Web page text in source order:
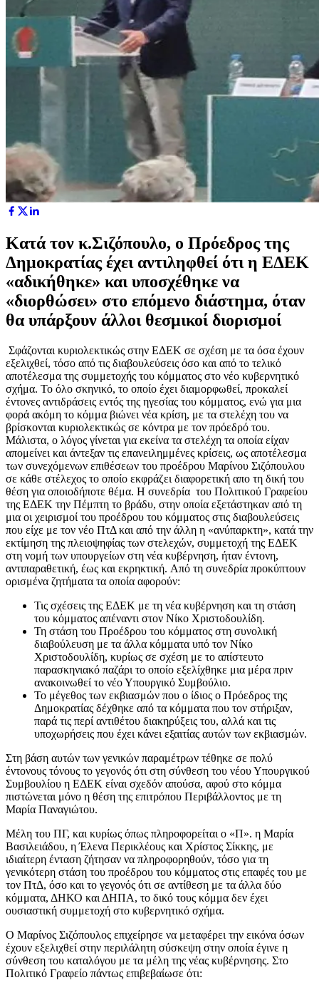
Κατά τον κ.Σιζόπουλο, ο Πρόεδρος της
Δημοκρατίας έχει αντιληφθεί ότι η ΕΔΕΚ
«αδικήθηκε» και υποσχέθηκε να
«διορθώσει» στο επόμενο διάστημα, όταν
θα υπάρξουν άλλοι θεσμικοί διορισμοί
Σφάζονται κυριολεκτικώς στην ΕΔΕΚ σε σχέση με τα όσα έχουν
εξελιχθεί, τόσο από τις διαβουλεύσεις όσο και από το τελικό
αποτέλεσμα της συμμετοχής του κόμματος στο νέο κυβερνητικό
σχήμα. Το όλο σκηνικό, το οποίο έχει διαμορφωθεί, προκαλεί
έντονες αντιδράσεις εντός της ηγεσίας του κόμματος, ενώ για μια
φορά ακόμη το κόμμα βιώνει νέα κρίση, με τα στελέχη του να
βρίσκονται κυριολεκτικώς σε κόντρα με τον πρόεδρό του.
Μάλιστα, ο λόγος γίνεται για εκείνα τα στελέχη τα οποία είχαν
απομείνει και άντεξαν τις επανειλημμένες κρίσεις, ως αποτέλεσμα
των συνεχόμενων επιθέσεων του προέδρου Μαρίνου Σιζόπουλου
σε κάθε στέλεχος το οποίο εκφράζει διαφορετική απο τη δική του
θέση για οποιοδήποτε θέμα. Η συνεδρία του Πολιτικού Γραφείου
της ΕΔΕΚ την Πέμπτη το βράδυ, στην οποία εξετάστηκαν από τη
μια οι χειρισμοί του προέδρου του κόμματος στις διαβουλεύσεις
που είχε με τον νέο ΠτΔ και από την άλλη η «ανύπαρκτη», κατά την
εκτίμηση της πλειοψηφίας των στελεχών, συμμετοχή της ΕΔΕΚ
στη νομή των υπουργείων στη νέα κυβέρνηση, ήταν έντονη,
αντιπαραθετική, έως και εκρηκτική. Από τη συνεδρία προκύπτουν
ορισμένα ζητήματα τα οποία αφορούν:
Τις σχέσεις της ΕΔΕΚ με τη νέα κυβέρνηση και τη στάση
του κόμματος απέναντι στον Νίκο Χριστοδουλίδη.
Τη στάση του Προέδρου του κόμματος στη συνολική
διαβούλευση με τα άλλα κόμματα υπό τον Νίκο
Χριστοδουλίδη, κυρίως σε σχέση με το απίστευτο
παρασκηνιακό παζάρι το οποίο εξελίχθηκε μια μέρα πριν
ανακοινωθεί το νέο Υπουργικό Συμβούλιο.
Το μέγεθος των εκβιασμών που ο ίδιος ο Πρόεδρος της
Δημοκρατίας δέχθηκε από τα κόμματα που τον στήριξαν,
παρά τις περί αντιθέτου διακηρύξεις του, αλλά και τις
υποχωρήσεις που έχει κάνει εξαιτίας αυτών των εκβιασμών.
Στη βάση αυτών των γενικών παραμέτρων τέθηκε σε πολύ
έντονους τόνους το γεγονός ότι στη σύνθεση του νέου Υπουργικού
Συμβουλίου η ΕΔΕΚ είναι σχεδόν απούσα, αφού στο κόμμα
πιστώνεται μόνο η θέση της επιτρόπου Περιβάλλοντος με τη
Μαρία Παναγιώτου.
Μέλη του ΠΓ, και κυρίως όπως πληροφορείται ο «Π». η Μαρία
Βασιλειάδου, η Έλενα Περικλέους και Χρίστος Σίκκης, με
ιδιαίτερη ένταση ζήτησαν να πληροφορηθούν, τόσο για τη
γενικότερη στάση του προέδρου του κόμματος στις επαφές του με
τον ΠτΔ, όσο και το γεγονός ότι σε αντίθεση με τα άλλα δύο
κόμματα, ΔΗΚΟ και ΔΗΠΑ, το δικό τους κόμμα δεν έχει
ουσιαστική συμμετοχή στο κυβερνητικό σχήμα.
Ο Μαρίνος Σιζόπουλος επιχείρησε να μεταφέρει την εικόνα όσων
έχουν εξελιχθεί στην περιλάλητη σύσκεψη στην οποία έγινε η
σύνθεση του καταλόγου με τα μέλη της νέας κυβέρνησης. Στο
Πολιτικό Γραφείο πάντως επιβεβαίωσε ότι: